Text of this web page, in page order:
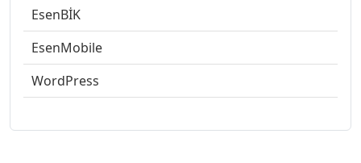
EsenBİK
EsenMobile
WordPress